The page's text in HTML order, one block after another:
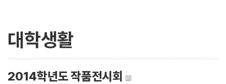
대학생활
2014학년도 작품전시회